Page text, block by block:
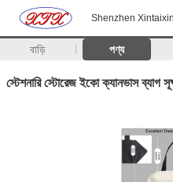
Shenzhen
বাড়ি পণ্য
স্টেশনারি স্টোরেজ ইকো ক্যানভাস ব্যাগ